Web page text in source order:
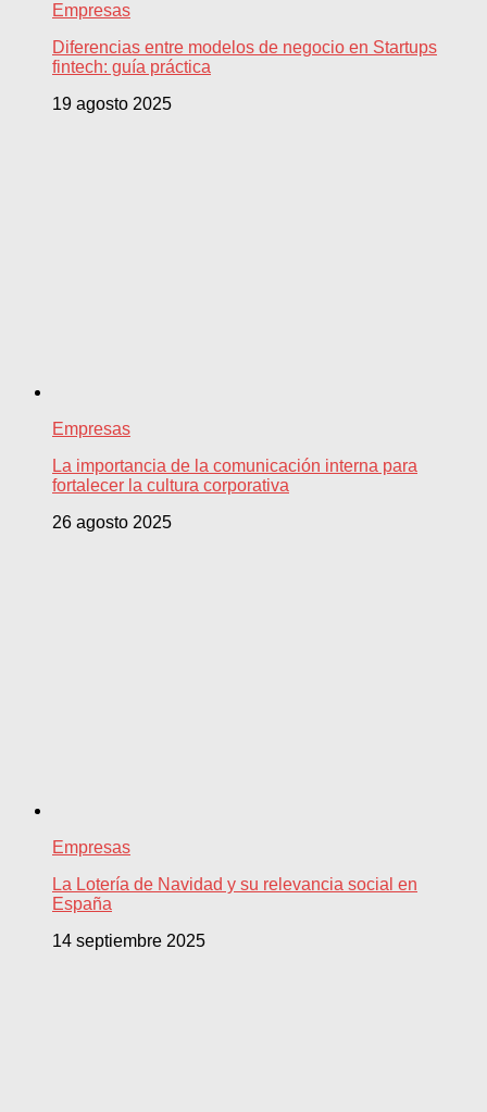
Empresas
Diferencias entre modelos de negocio en Startups
fintech: guía práctica
19 agosto 2025
Empresas
La importancia de la comunicación interna para
fortalecer la cultura corporativa
26 agosto 2025
Empresas
La Lotería de Navidad y su relevancia social en
España
14 septiembre 2025